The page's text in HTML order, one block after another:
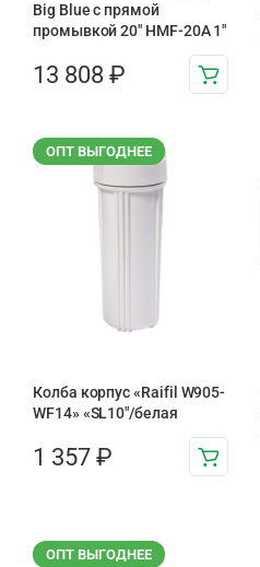
Big Blue с прямой
промывкой 20″ HMF-20A 1″
13 808 ₽
ОПТ ВЫГОДНЕЕ
Колба корпус «Raifil W905-
WF14» «SL10″/белая
1 357 ₽
ОПТ ВЫГОДНЕЕ